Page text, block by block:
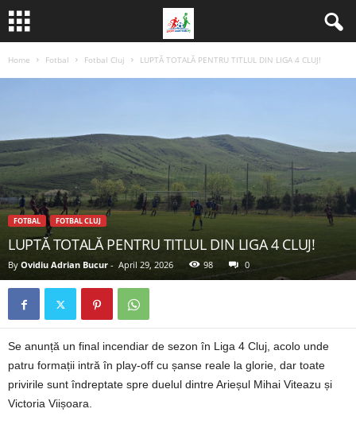
Home Fotbal Fotbal Cluj LUPTĂ TOTALĂ PENTRU TITLUL DIN LIGA 4 CLUJ!
FOTBAL FOTBAL CLUJ
LUPTĂ TOTALĂ PENTRU TITLUL DIN LIGA 4 CLUJ!
By Ovidiu Adrian Bucur - April 29, 2026 98 0
Se anunță un final incendiar de sezon în Liga 4 Cluj, acolo unde
patru formații intră în play-off cu șanse reale la glorie, dar toate
privirile sunt îndreptate spre duelul dintre Arieșul Mihai Viteazu și
Victoria Viișoara.